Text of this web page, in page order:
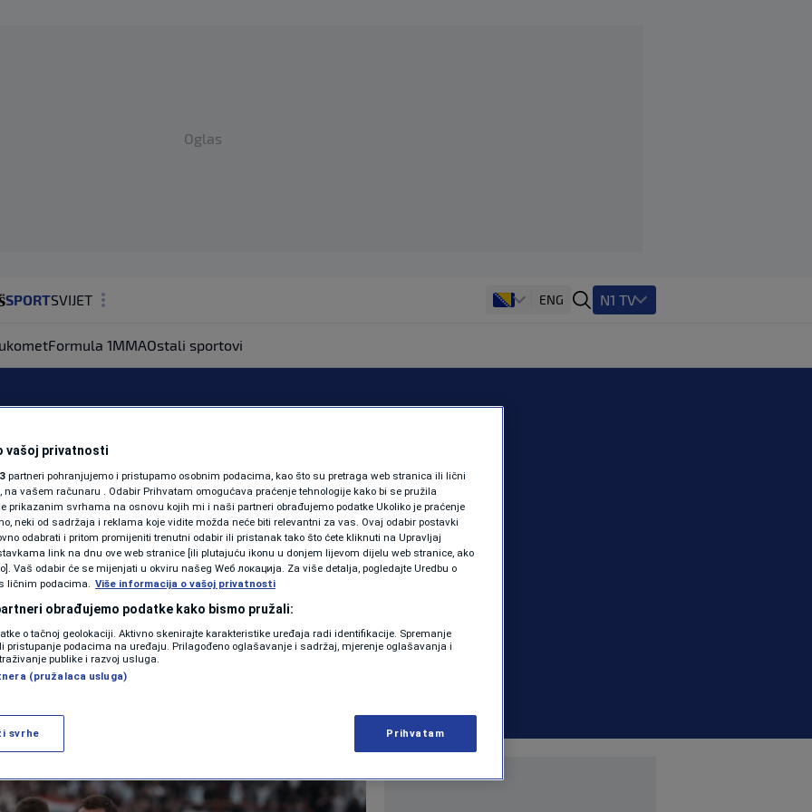
Oglas
SPORTSVIJET
ZDRAVLJE
SHOWBIZ
KOLUMNE
PODCAST
N1 SPECIJAL
FENOMENI
NEISTRAŽENO
VIRALNO
VIDEO
ENG N1 TV
Formula 1MMAOstali sportovi
pobjedom
na titulu prvaka
17:50 NOGOMET 0 komentara
Više
vašoj privatnosti
partneri pohranjujemo i pristupamo osobnim podacima, kao što su pretraga web stranica ili lični
na vašem računaru . Odabir Prihvatam omogućava praćenje tehnologije kako bi se pružila
prikazanim svrhama na osnovu kojih mi i naši partneri obrađujemo podatke Ukoliko je praćenje
neki od sadržaja i reklama koje vidite možda neće biti relevantni za vas. Ovaj odabir postavki
odabrati i pritom promijeniti trenutni odabir ili pristanak tako što ćete kliknuti na Upravljaj
link na dnu ove web stranice [ili plutajuću ikonu u donjem lijevom dijelu web stranice, ako
Vaš odabir će se mijenjati u okviru našeg Wеб локација. Za više detalja, pogledajte Uredbu o
ličnim podacima. Više informacija o vašoj privatnosti
obrađujemo podatke kako bismo pružali:
o tačnoj geolokaciji. Aktivno skenirajte karakteristike uređaja radi identifikacije. Spremanje
pristupanje podacima na uređaju. Prilagođeno oglašavanje i sadržaj, mjerenje oglašavanja i
publike i razvoj usluga.
(pružalaca usluga)
svrhe Prihvatam